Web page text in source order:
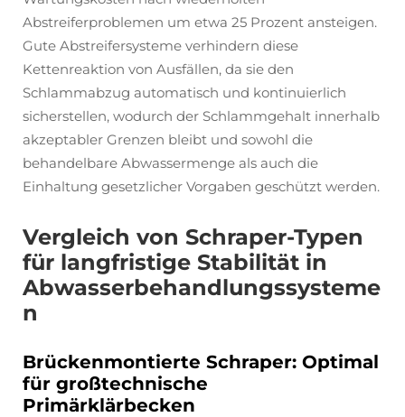
Abstreiferproblemen um etwa 25 Prozent ansteigen.
Gute Abstreifersysteme verhindern diese
Kettenreaktion von Ausfällen, da sie den
Schlammabzug automatisch und kontinuierlich
sicherstellen, wodurch der Schlammgehalt innerhalb
akzeptabler Grenzen bleibt und sowohl die
behandelbare Abwassermenge als auch die
Einhaltung gesetzlicher Vorgaben geschützt werden.
Vergleich von Schraper-Typen
für langfristige Stabilität in
Abwasserbehandlungssysteme
n
Brückenmontierte Schraper: Optimal
für großtechnische
Primärklärbecken